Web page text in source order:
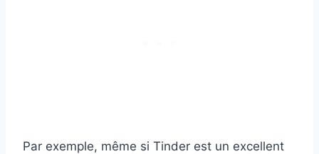
Par exemple, même si Tinder est un excellent